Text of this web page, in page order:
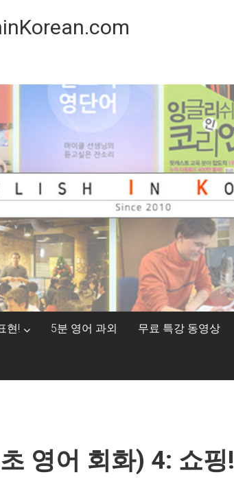
!
현! 5분 영어 과외 무료 특강 동영상
영어 회화) 4: 쇼핑!